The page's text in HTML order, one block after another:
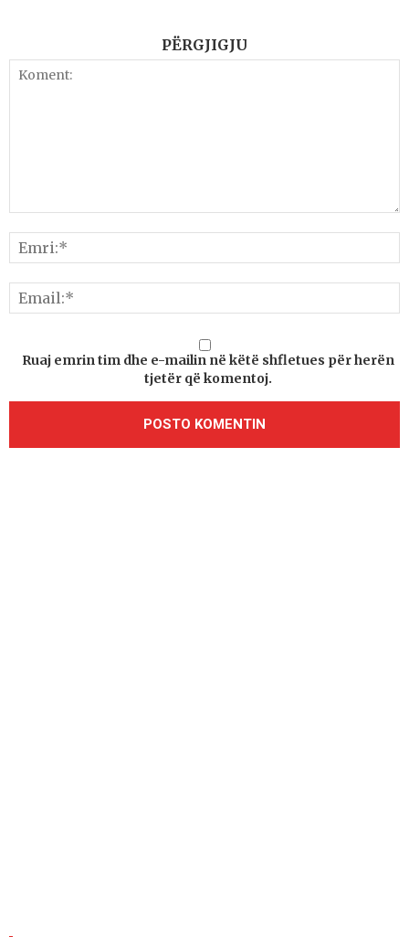
PËRGJIGJU
Ruaj emrin tim dhe e-mailin në këtë shfletues për herën
tjetër që komentoj.